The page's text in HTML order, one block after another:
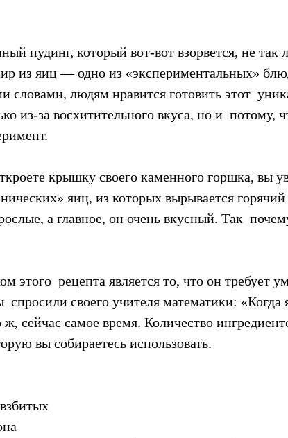
пудинг, который вот-вот взорвется, не так
из яиц — одно из «экспериментальных»
словами, людям нравится готовить этот
из-за восхитительного вкуса, но и  потому,
крышку своего каменного горшка, вы
яиц, из которых вырывается
а главное, он очень вкусный. Так
этого  рецепта является то, что он требует
своего учителя математики: «Когда
ж, сейчас самое время. Количество
вы собираетесь использовать.